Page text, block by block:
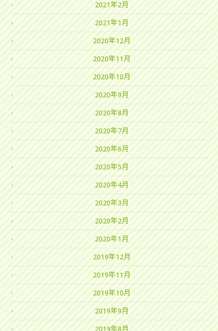
2021年2月
2021年1月
2020年12月
2020年11月
2020年10月
2020年9月
2020年8月
2020年7月
2020年6月
2020年5月
2020年4月
2020年3月
2020年2月
2020年1月
2019年12月
2019年11月
2019年10月
2019年9月
2019年8月